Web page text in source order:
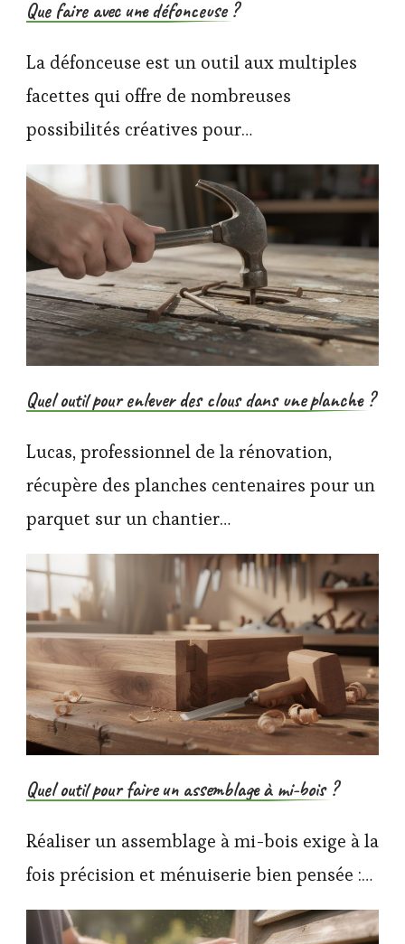
Que faire avec une défonceuse ?
La défonceuse est un outil aux multiples
facettes qui offre de nombreuses
possibilités créatives pour…
Quel outil pour enlever des clous dans une planche ?
Lucas, professionnel de la rénovation,
récupère des planches centenaires pour un
parquet sur un chantier…
Quel outil pour faire un assemblage à mi-bois ?
Réaliser un assemblage à mi-bois exige à la
fois précision et ménuiserie bien pensée :…